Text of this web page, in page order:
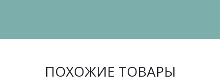
ПОХОЖИЕ ТОВАРЫ